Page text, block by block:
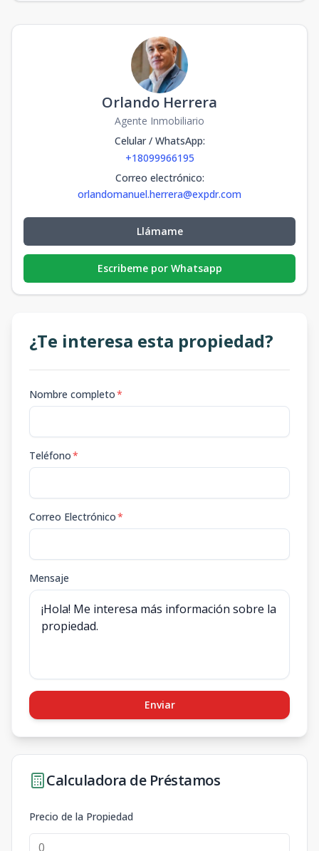
Orlando Herrera
Agente Inmobiliario
Celular / WhatsApp:
+18099966195
Correo electrónico:
orlandomanuel.herrera@expdr.com
Llámame
Escribeme por Whatsapp
¿Te interesa esta propiedad?
Nombre completo*
Teléfono*
Correo Electrónico*
Mensaje
Enviar
Calculadora de Préstamos
Precio de la Propiedad